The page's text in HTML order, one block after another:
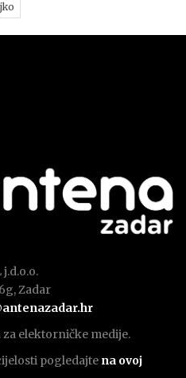
Zadar
elektorničke medije.
pogledajte na ovoj